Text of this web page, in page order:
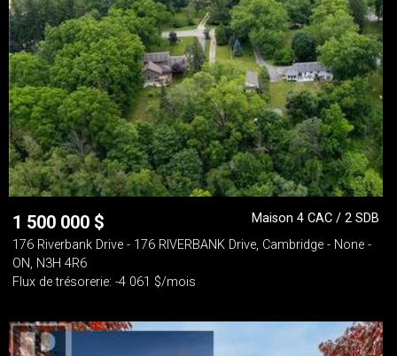
1 500 000 $
Maison 4 CAC / 2 SDB
176 Riverbank Drive - 176 RIVERBANK Drive, Cambridge - None -
ON, N3H 4R6
Flux de trésorerie: -4 061 $/mois